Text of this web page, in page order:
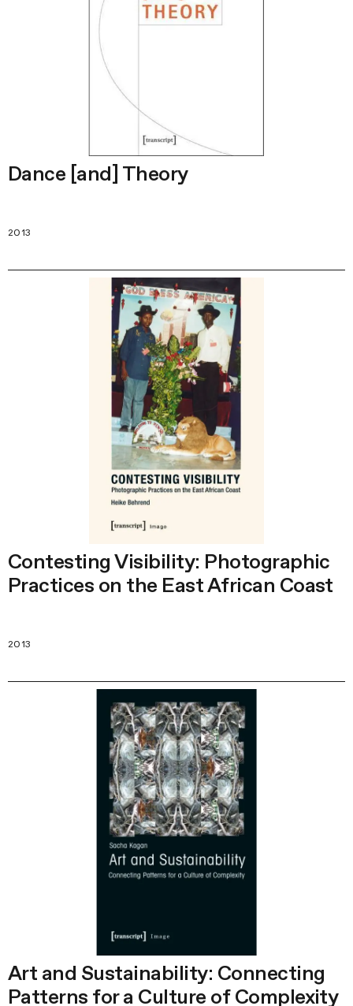
Dance [and] Theory
2013
Contesting Visibility: Photographic
Practices on the East African Coast
2013
Art and Sustainability: Connecting
Patterns for a Culture of Complexity